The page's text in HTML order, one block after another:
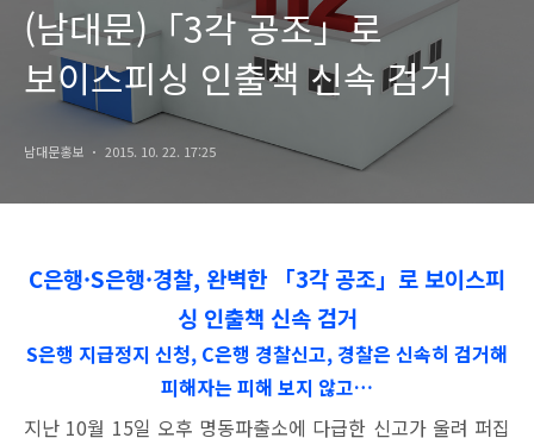
(남대문)「3각 공조」로
보이스피싱 인출책 신속 검거
남대문홍보 2015. 10. 22. 17:25
C은행·S은행·경찰, 완벽한 「3각 공조」로 보이스피
싱 인출책 신속 검거
S은행 지급정지 신청, C은행 경찰신고, 경찰은 신속히 검거해
피해자는 피해 보지 않고…
지난 10월 15일 오후 명동파출소에 다급한 신고가 울려 퍼집